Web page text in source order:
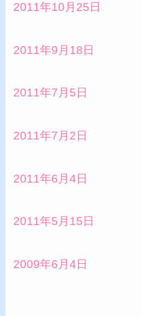
2011年10月25日
2011年9月18日
2011年7月5日
2011年7月2日
2011年6月4日
2011年5月15日
2009年6月4日